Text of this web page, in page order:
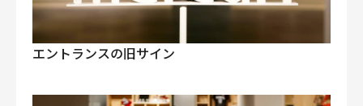
エントランスの旧サイン